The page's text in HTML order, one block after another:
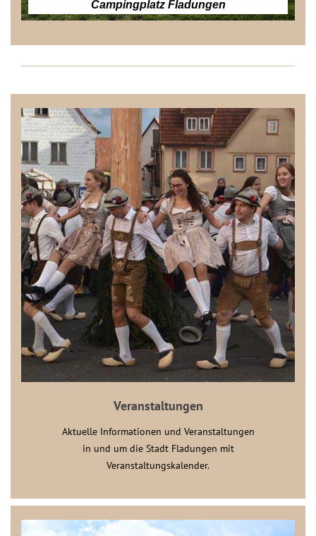
Campingplatz Fladungen
Veranstaltungen
Aktuelle Informationen und Veranstaltungen
in und um die Stadt Fladungen mit
Veranstaltungskalender.